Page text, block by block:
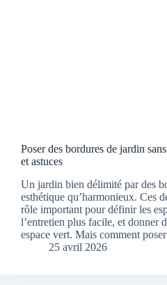
Poser des bordures de jardin
et astuces
Un jardin bien délimité par des
esthétique qu’harmonieux. Ces
rôle important pour définir les
l’entretien plus facile, et donner
espace vert. Mais comment
25 avril 2026